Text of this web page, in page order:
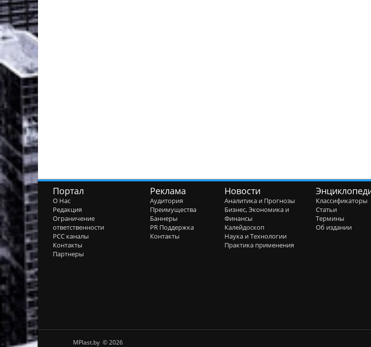
Портал
О Нас
Редакция
Ограничение
ответственности
РСС каналы
Контакты
Партнеры
Реклама
Аудитория
Преимущества
Баннеры
PR Поддержка
Контакты
Новости
Аналитика и Прогнозы
Бизнес, Экономика и
Финансы
Калейдоскоп
Наука и Технологии
Практика применения
Классификаторы
Статьи
Термины
Об издании
MPlast.by © 2026